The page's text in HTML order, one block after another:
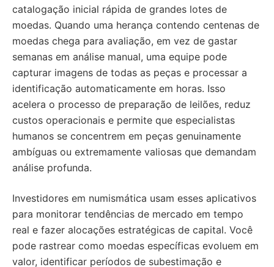
catalogação inicial rápida de grandes lotes de
moedas. Quando uma herança contendo centenas de
moedas chega para avaliação, em vez de gastar
semanas em análise manual, uma equipe pode
capturar imagens de todas as peças e processar a
identificação automaticamente em horas. Isso
acelera o processo de preparação de leilões, reduz
custos operacionais e permite que especialistas
humanos se concentrem em peças genuinamente
ambíguas ou extremamente valiosas que demandam
análise profunda.
Investidores em numismática usam esses aplicativos
para monitorar tendências de mercado em tempo
real e fazer alocações estratégicas de capital. Você
pode rastrear como moedas específicas evoluem em
valor, identificar períodos de subestimação e